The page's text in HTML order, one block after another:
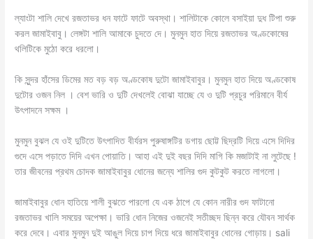
ল্যাংটা শালি দেখে রজতাভর ধন ফাটে ফাটে অবস্থা। শালিটাকে কোলে বসাইয়া দুধ টিপা শুরু
করল জামাইবাবু। লেঙ্গটা শালি আমাকে চুদতে দে। মুনমুন হাত দিয়ে রজতাভর অণ্ডকোষের
থলিটিকে মুঠো করে ধরলো।
কি সুন্দর হাঁসের ডিমের মত বড় বড় অণ্ডকোষ দুটো জামাইবাবুর। মুনমুন হাত দিয়ে অণ্ডকোষ
দুটোর ওজন নিল । বেশ ভারি ও দুটি দেখলেই বোঝা যাচ্ছে যে ও দুটি প্রচুর পরিমানে বীর্য
উৎপাদনে সক্ষম ।
মুনমুন বুঝল যে ওই দুটিতে উৎপাদিত বীর্যরস পুরুষাঙ্গটির ডগায় ছোট্ট ছিদ্রটি দিয়ে এসে দিদির
গুদে এসে পড়াতে দিদি এখন পোয়াতি। আহা এই দুই বছর দিদি মাগি কি মজাটাই না লুটেছে !
তার জীবনের প্রথম চোদক জামাইবাবুর ধোনের জন্যে শালির গুদ কুটকুট করতে লাগলো।
জামাইবাবুর ধোন হাতিয়ে শালী বুঝতে পারলো যে এক ঠাপে যে কোন নারীর গুদ ফাটানো
রজতাভর খালি সময়ের অপেক্ষা। ভারি ধোন নিজের ওজনেই সতীচ্ছদ ছিন্ন করে যৌবন সার্থক
করে দেবে। এবার মুনমুন দুই আঙুল দিয়ে চাপ দিয়ে ধরে জামাইবাবুর ধোনের গোড়ায়। sali